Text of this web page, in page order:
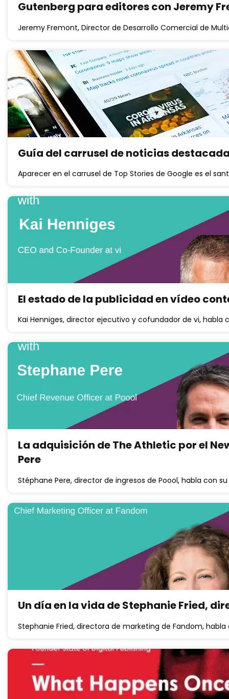
Gutenberg para editores con Jeremy
Jeremy Fremont, Director de Desarrollo Comercial de
Guía del carrusel de noticias
Aparecer en el carrusel de Top Stories de Google es el
El estado de la publicidad en vídeo
Kai Henniges, director ejecutivo y cofundador de vi, habla
La adquisición de The Athletic por el
Pere
Stéphane Pere, director de ingresos de Poool, habla con
Un día en la vida de Stephanie Fried,
Stephanie Fried, directora de marketing de Fandom,